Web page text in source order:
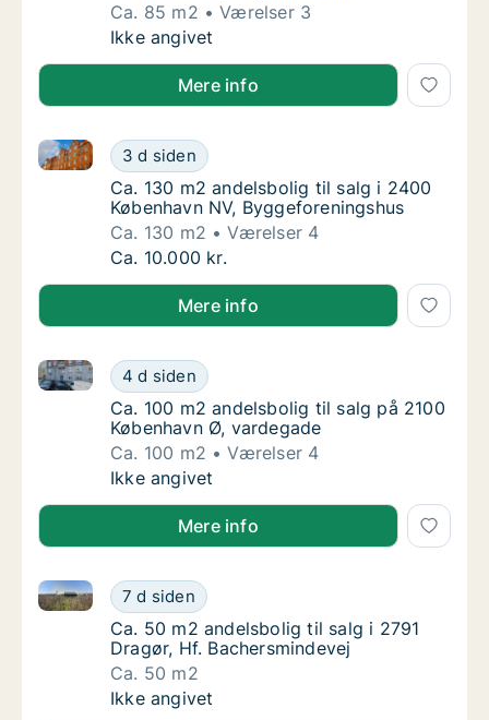
Ca. 85 m2
Værelser 3
Ca. 85 m2 andelsbolig til salg i 1070
Ikke angivet
Mere info
Ca. 130 m2 andelsbolig til salg i 2400
3 d siden
Ca. 130 m2 andelsbolig til salg i 2400 København
Ca. 130 m2 andelsbolig til salg i 2400
Ca. 130 m2 andelsbolig til salg i 2400
København NV, Byggeforeningshus
Ca. 130 m2
Værelser 4
Ca. 130 m2 andelsbolig til salg i 2400
Ca. 10.000 kr.
Mere info
Ca. 100 m2 andelsbolig til salg på 2100
4 d siden
Ca. 100 m2 andelsbolig til salg på 2100 København
Ca. 100 m2 andelsbolig til salg på 2100
Ca. 100 m2 andelsbolig til salg på 2100
København Ø, vardegade
Ca. 100 m2
Værelser 4
Ca. 100 m2 andelsbolig til salg på 2100
Ikke angivet
Mere info
Ca. 50 m2 andelsbolig til salg i 2791
7 d siden
Ca. 50 m2 andelsbolig til salg i 2791 Dragør, Hf.
Ca. 50 m2 andelsbolig til salg i 2791
Ca. 50 m2 andelsbolig til salg i 2791
Dragør, Hf. Bachersmindevej
Ca. 50 m2
Ca. 50 m2 andelsbolig til salg i 2791
Ikke angivet